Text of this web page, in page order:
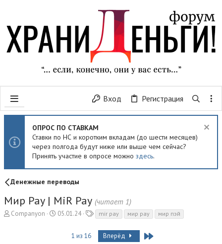
Вход Регистрация
ОПРОС ПО СТАВКАМ
Ставки по НС и коротким вкладам (до шести месяцев)
через полгода будут ниже или выше чем сейчас?
Принять участие в опросе можно здесь.
Денежные переводы
Мир Pay | MiR Pay (читает 1)
А
Companyon
Д
05.01.24 mir pay мир pay мир пэй
1 из 16 Вперёд Last